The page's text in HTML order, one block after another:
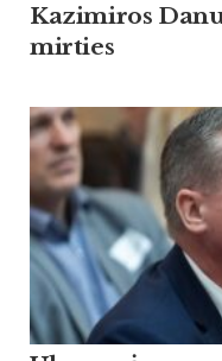
Kazimiros
mirties